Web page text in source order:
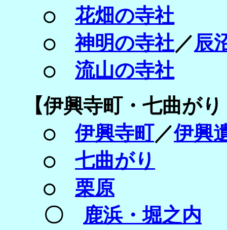
○ 花畑の寺社
○神明の寺社／辰
○ 流山の寺社
【伊興寺町・ 七曲が
○伊興寺町／伊興
○ 七曲がり
○ 栗原
〇 鹿浜・堀之内